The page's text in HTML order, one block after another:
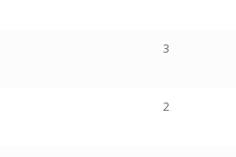
3
2